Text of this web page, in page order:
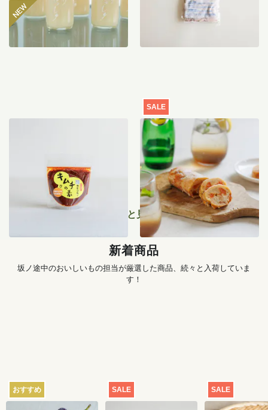
1,456
SALE
【特別価格】瀬戸内レモン
のサマーシュトーレン 200g
2,519 円
もっと見る
新着商品
坂ノ途中のおいしいもの担当が厳選した商品、続々と入荷していま
す！
おすすめ SALE SALE